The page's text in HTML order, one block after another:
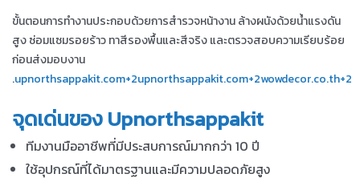
ขั้นตอนการทำงานประกอบด้วยการสำรวจหน้างาน ล้างผนังด้วยน้ำแรงดัน
สูง ซ่อมแซมรอยร้าว ทาสีรองพื้นและสีจริง และตรวจสอบความเรียบร้อย
ก่อนส่งมอบงาน
.upnorthsappakit.com+2upnorthsappakit.com+2wowdecor.co.th+2
จุดเด่นของ Upnorthsappakit
ทีมงานมืออาชีพที่มีประสบการณ์มากกว่า 10 ปี
ใช้อุปกรณ์ที่ได้มาตรฐานและมีความปลอดภัยสูง